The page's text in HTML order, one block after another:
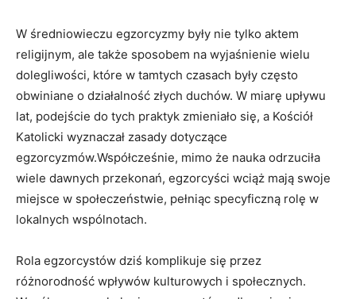
W ‍średniowieczu egzorcyzmy były nie tylko aktem
religijnym,‍ ale także ⁣sposobem na wyjaśnienie wielu⁢
dolegliwości, ⁢które w tamtych czasach ‌były często
obwiniane o działalność złych⁣ duchów. ⁣W miarę upływu
lat, podejście do tych praktyk zmieniało⁣ się, a Kościół ​
Katolicki ‌wyznaczał zasady dotyczące
egzorcyzmów.Współcześnie, mimo że nauka odrzuciła
wiele dawnych przekonań,⁤ egzorcyści⁢ wciąż​ mają swoje
miejsce w społeczeństwie, pełniąc specyficzną⁤ rolę w
lokalnych ⁢wspólnotach.
Rola egzorcystów dziś⁢ komplikuje się przez
⁤różnorodność ‍wpływów kulturowych i społecznych.